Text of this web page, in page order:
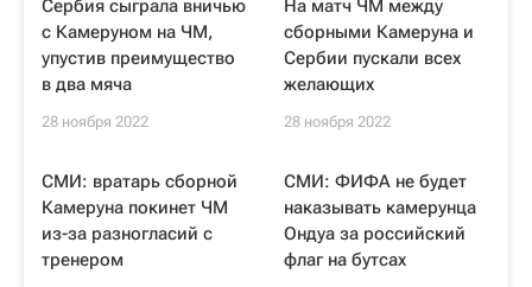
Сербия сыграла вничью
с Камеруном на ЧМ,
упустив преимущество
в два мяча
28 ноября 2022
На матч ЧМ между
сборными Камеруна и
Сербии пускали всех
желающих
28 ноября 2022
СМИ: вратарь сборной
Камеруна покинет ЧМ
из-за разногласий с
тренером
СМИ: ФИФА не будет
наказывать камерунца
Ондуа за российский
флаг на бутсах